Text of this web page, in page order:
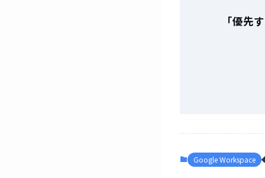
「優先
Google Workspace